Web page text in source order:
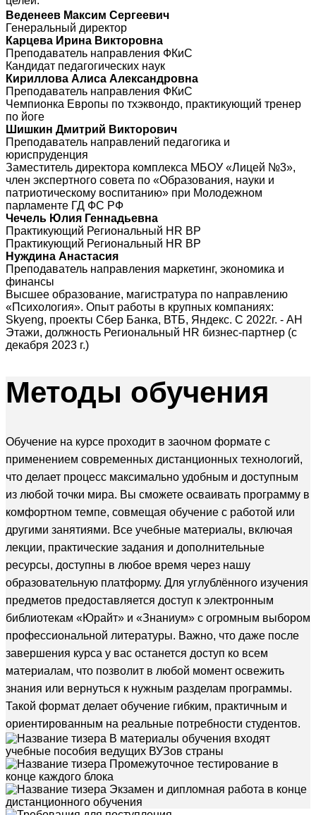
Веденеев Максим Сергеевич
Генеральный директор
Карцева Ирина Викторовна
Преподаватель направления ФКиС
Кандидат педагогических наук
Кириллова Алиса Александровна
Преподаватель направления ФКиС
Чемпионка Европы по тхэквондо, практикующий тренер
по йоге
Шишкин Дмитрий Викторович
Преподаватель направлений педагогика и
юриспруденция
Заместитель директора комплекса МБОУ «Лицей №3»,
член экспертного совета по «Образования, науки и
патриотическому воспитанию» при Молодежном
парламенте ГД ФС РФ
Чечель Юлия Геннадьевна
Практикующий Региональный HR BP
Практикующий Региональный HR BP
Нуждина Анастасия
Преподаватель направления маркетинг, экономика и
финансы
Высшее образование, магистратура по направлению
«Психология». Опыт работы в крупных компаниях:
Skyeng, проекты Сбер Банка, ВТБ, Яндекс. С 2022г. - АН
Этажи, должность Региональный HR бизнес-партнер (с
декабря 2023 г.)
Методы обучения
Обучение на курсе проходит в заочном формате с
применением современных дистанционных технологий,
что делает процесс максимально удобным и доступным
из любой точки мира. Вы сможете осваивать программу в
комфортном темпе, совмещая обучение с работой или
другими занятиями. Все учебные материалы, включая
лекции, практические задания и дополнительные
ресурсы, доступны в любое время через нашу
образовательную платформу. Для углублённого изучения
предметов предоставляется доступ к электронным
библиотекам «Юрайт» и «Знаниум» с огромным выбором
профессиональной литературы. Важно, что даже после
завершения курса у вас останется доступ ко всем
материалам, что позволит в любой момент освежить
знания или вернуться к нужным разделам программы.
Такой формат делает обучение гибким, практичным и
ориентированным на реальные потребности студентов.
В материалы обучения входят
учебные пособия ведущих ВУЗов страны
Промежуточное тестирование в
конце каждого блока
Экзамен и дипломная работа в конце
дистанционного обучения